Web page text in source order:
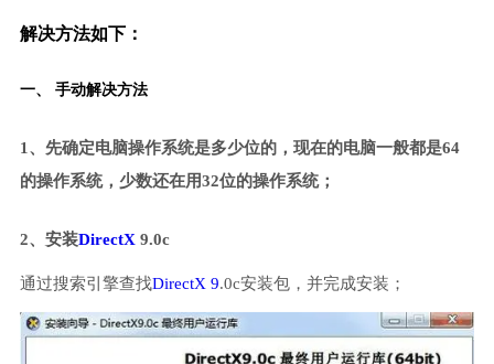
解决方法如下：
一、 手动解决方法
1、先确定电脑操作系统是多少位的，现在的电脑一般都是64
的操作系统，少数还在用32位的操作系统；
2、安装DirectX 9.0c
通过搜索引擎查找DirectX 9.0c安装包，并完成安装；